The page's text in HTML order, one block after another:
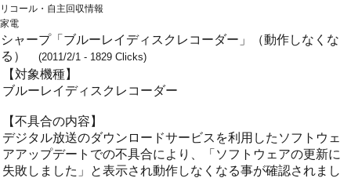
リコール・自主回収情報
家電
シャープ「ブルーレイディスクレコーダー」（動作しなくな
る）
(2011/2/1 - 1829 Clicks)
【対象機種】
ブルーレイディスクレコーダー
【不具合の内容】
デジタル放送のダウンロードサービスを利用したソフトウェ
アアップデートでの不具合により、「ソフトウェアの更新に
失敗しました」と表示され動作しなくなる事が確認されまし